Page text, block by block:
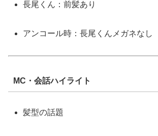
長尾くん：前髪あり
アンコール時：長尾くんメガネなし
MC・会話ハイライト
髪型の話題